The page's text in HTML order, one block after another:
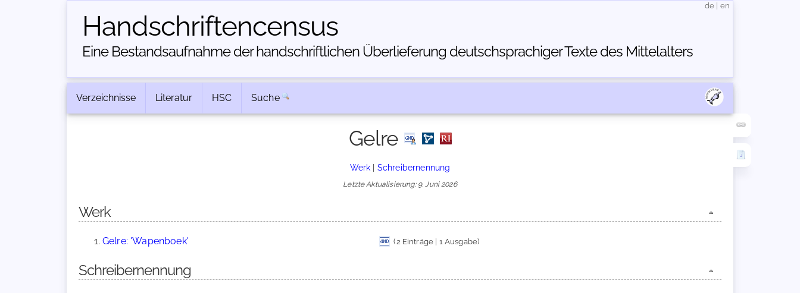
Handschriften­census
Eine Bestandsaufnahme der handschriftlichen Über­lieferung deutschsprachiger Texte des Mittelalters
de en
Verzeichnisse Literatur HSC Suche
Gelre
Werk | Schreibernennung
Letzte Aktualisierung: 9. Juni 2026
Werk
Gelre: 'Wapenboek' (2 Einträge | 1 Ausgabe)
Schreibernennung